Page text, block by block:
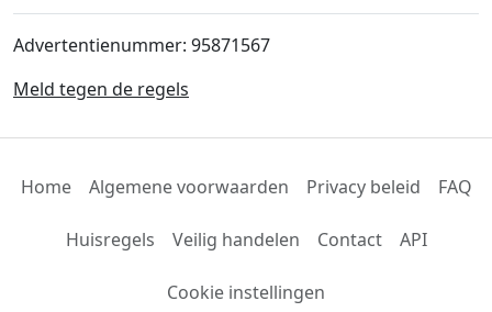
Advertentienummer: 95871567
Meld tegen de regels
Home Algemene voorwaarden Privacy beleid FAQ
Huisregels Veilig handelen Contact API
Cookie instellingen